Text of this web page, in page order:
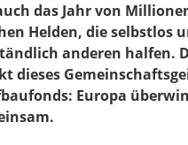
das Jahr von
Helden, die selbstlos
anderen halfen.
dieses
Europa